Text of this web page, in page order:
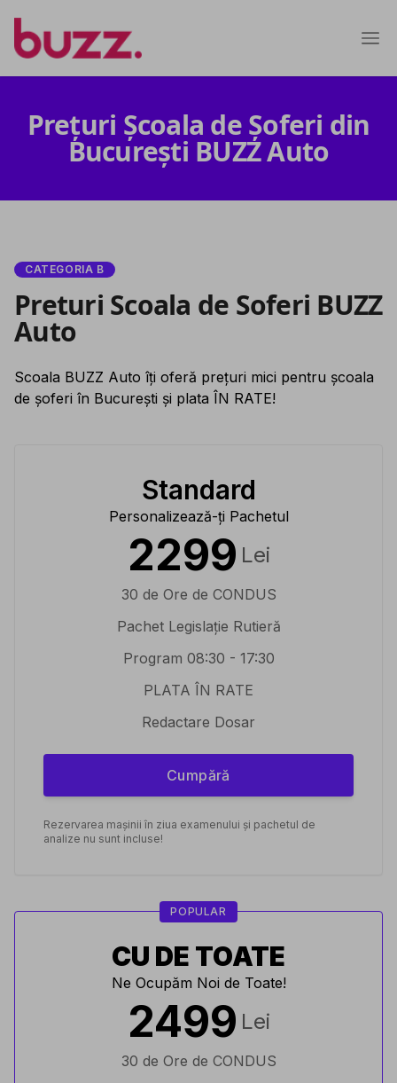
Prețuri Școala de Șoferi din
București BUZZ Auto
CATEGORIA B
Preturi Scoala de Soferi BUZZ
Auto
Scoala BUZZ Auto îți oferă prețuri mici pentru școala
de șoferi în București și plata ÎN RATE!
Standard
Personalizează-ți Pachetul
2299 Lei
30 de Ore de CONDUS
Pachet Legislație Rutieră
Program 08:30 - 17:30
PLATA ÎN RATE
Redactare Dosar
Cumpără
Rezervarea mașinii în ziua examenului și pachetul de
analize nu sunt incluse!
POPULAR
CU DE TOATE
Ne Ocupăm Noi de Toate!
2499 Lei
30 de Ore de CONDUS